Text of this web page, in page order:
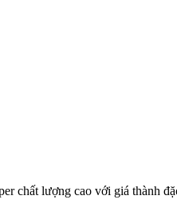
chất lượng cao với giá thành